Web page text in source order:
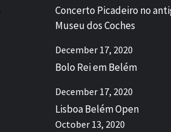
Concerto Picadeiro no
Museu dos Coches
December 17, 2020
Bolo Rei em Belém
December 17, 2020
Lisboa Belém Open
October 13, 2020